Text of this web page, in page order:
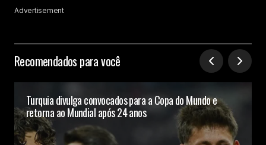
Advertisement
Recomendados para você
Turquia divulga convocados para a Copa do Mundo e
retorna ao Mundial após 24 anos